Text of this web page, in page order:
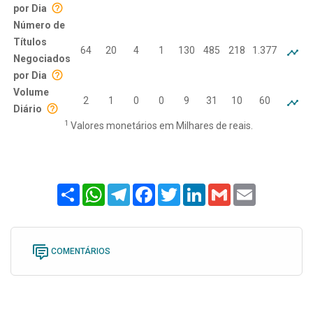
por Dia
Número de
Títulos
Negociados
por Dia
64 20 4 1 130 485 218 1.377
Volume
Diário
2 1 0 0 9 31 10 60
1 Valores monetários em Milhares de reais.
ShareWhatsAppTelegramFacebook
TwitterLinkedInGmail
COMENTÁRIOS